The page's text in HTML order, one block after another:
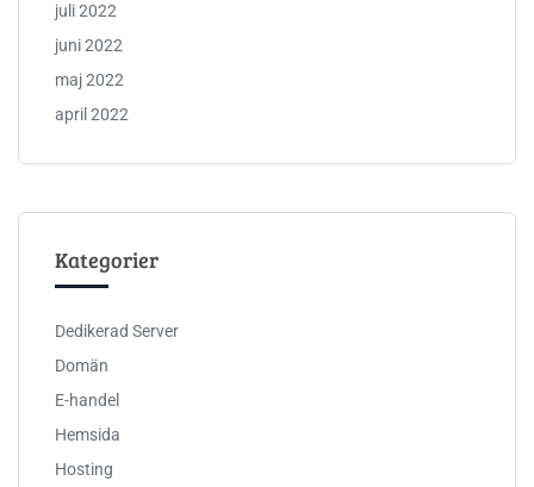
juli 2022
juni 2022
maj 2022
april 2022
Kategorier
Dedikerad Server
Domän
E-handel
Hemsida
Hosting